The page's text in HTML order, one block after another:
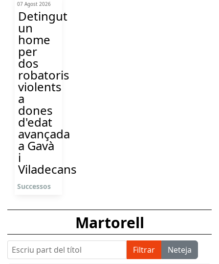
07 Agost 2026
Detingut
un
home
per
dos
robatoris
violents
a
dones
d'edat
avançada
a Gavà
i
Viladecans
Successos
Martorell
Escriu part del títol Filtrar Neteja